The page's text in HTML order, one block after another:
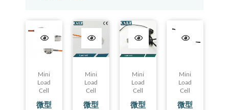
Mini
Load
Cell
微型
Mini
Load
Cell
微型
Mini
Load
Cell
微型
Mini
Load
Cell
微型